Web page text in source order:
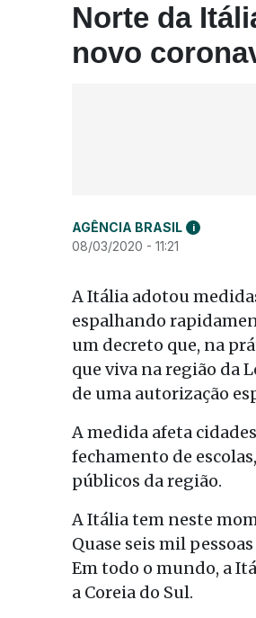
Norte da
novo
AGÊNCIA BRASIL i
08/03/2020 - 11:21
A Itália adotou
espalhando
um decreto que, na
que viva na região da
de uma autorização
A medida afeta
fechamento de
públicos da região.
A Itália tem neste
Quase seis mil
Em todo o mundo, a
a Coreia do Sul.